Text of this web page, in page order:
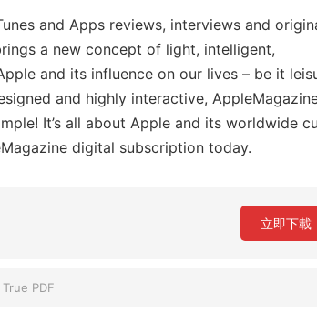
and Apps reviews, interviews and
a new concept of light, intelligent,
and its influence on our lives – be it
and highly interactive,
It’s all about Apple and its worldwide
digital subscription today.
立即下載
True PDF